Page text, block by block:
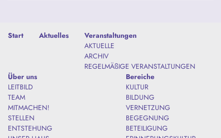
Start Aktuelles
Veranstaltungen
AKTUELLE
ARCHIV
REGELMÄßIGE VERANSTALTUNGEN
Über uns
LEITBILD
TEAM
MITMACHEN!
STELLEN
ENTSTEHUNG
Bereiche
KULTUR
BILDUNG
VERNETZUNG
BEGEGNUNG
BETEILIGUNG